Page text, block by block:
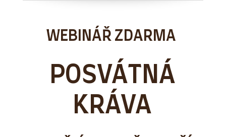
WEBINÁŘ ZDARMA
POSVÁTNÁ
KRÁVA